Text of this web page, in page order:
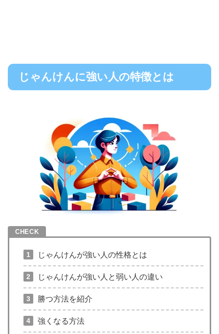
じゃんけんに強い人の特徴とは
じゃんけんが強い人の性格とは
じゃんけんが強い人と弱い人の違い
勝つ方法を紹介
強くなる方法